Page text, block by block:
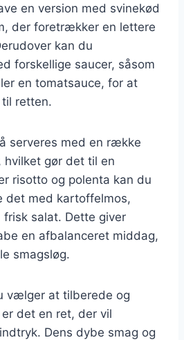
en version med svinekød
der foretrækker en lettere
kan du
forskellige saucer, såsom
en tomatsauce, for at
retten.
serveres med en række
hvilket gør det til en
risotto og polenta kan du
det med kartoffelmos,
frisk salat. Dette giver
en afbalanceret middag,
smagsløg.
vælger at tilberede og
det en ret, der vil
Dens dybe smag og